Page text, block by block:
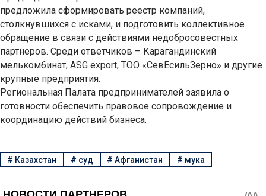
предложила сформировать реестр компаний,
столкнувшихся с исками, и подготовить коллективное
обращение в связи с действиями недобросовестных
партнеров. Среди ответчиков – Карагандинский
мелькомбинат, ASG export, ТОО «СевЕсильЗерно» и другие
крупные предприятия.
Региональная Палата предпринимателей заявила о
готовности обеспечить правовое сопровождение и
координацию действий бизнеса.
# Казахстан # суд #Афганистан # мука